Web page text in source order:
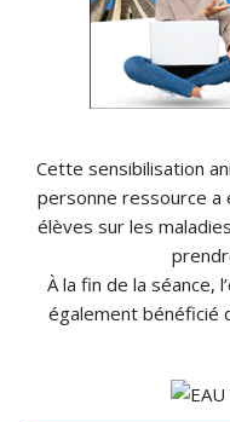
Cette sensibilisation
personne ressource a
élèves sur les
À la fin de la séance,
également bénéficié